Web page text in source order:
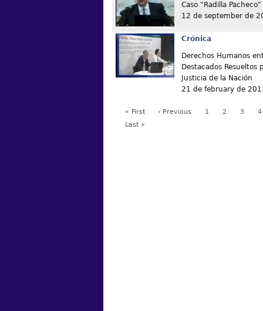
Caso "Radilla Pacheco"
12 de september de
Crónica
Derechos Humanos
Destacados Resueltos
Justicia de la Nación
21 de february de
« First ‹ Previous 1 2 3
4
Last »